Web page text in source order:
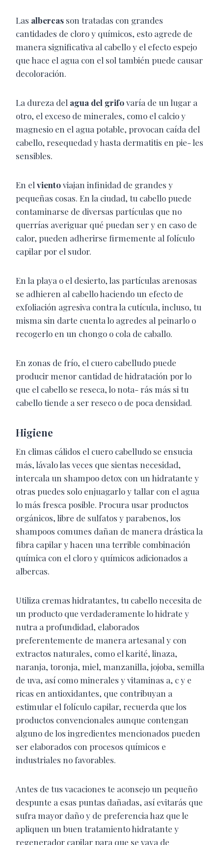
Las albercas son tratadas con grandes
cantidades de cloro y químicos, esto agrede de
manera significativa al cabello y el efecto espejo
que hace el agua con el sol también puede causar
decoloración.
La dureza del agua del grifovaría de un lugar a
otro, el exceso de minerales, como el calcio y
magnesio en el agua potable, provocan caída del
cabello, resequedad y hasta dermatitis en pie- les
sensibles.
En el vientoviajan infinidad de grandes y
pequeñas cosas. En la ciudad, tu cabello puede
contaminarse de diversas partículas que no
querrías averiguar qué puedan ser y en caso de
calor, pueden adherirse firmemente al folículo
capilar por el sudor.
En la playa o el desierto, las partículas arenosas
se adhieren al cabello haciendo un efecto de
exfoliación agresiva contra la cutícula, incluso, tu
misma sin darte cuenta lo agredes al peinarlo o
recogerlo en un chongo o cola de caballo.
En zonas de frío, el cuero cabelludo puede
producir menor cantidad de hidratación por lo
que el cabello se reseca, lo nota- rás más si tu
cabello tiende a ser reseco o de poca densidad.
Higiene
En climas cálidos el cuero cabelludo se ensucia
más, lávalo las veces que sientas necesidad,
intercala un shampoo detox con un hidratante y
otras puedes solo enjuagarlo y tallar con el agua
lo más fresca posible. Procura usar productos
orgánicos, libre de sulfatos y parabenos, los
shampoos comunes dañan de manera drástica la
fibra capilar y hacen una terrible combinación
química con el cloro y químicos adicionados a
albercas.
Utiliza cremas hidratantes, tu cabello necesita de
un producto que verdaderamente lo hidrate y
nutra a profundidad, elaborados
preferentemente de manera artesanal y con
extractos naturales, como el karité, linaza,
naranja, toronja, miel, manzanilla, jojoba, semilla
de uva, así como minerales y vitaminas a, c y e
ricas en antioxidantes, que contribuyan a
estimular el folículo capilar, recuerda que los
productos convencionales aunque contengan
alguno de los ingredientes mencionados pueden
ser elaborados con procesos químicos e
industriales no favorables.
Antes de tus vacaciones te aconsejo un pequeño
despunte a esas puntas dañadas, así evitarás que
sufra mayor daño y de preferencia haz que le
apliquen un buen tratamiento hidratante y
regenerador capilar para que se vaya de